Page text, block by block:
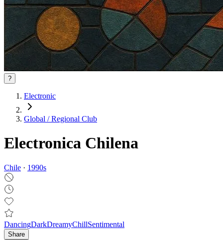
?
Electronic
Global / Regional Club
Electronica Chilena
Chile · 1990s
DancingDarkDreamyChillSentimental
Share